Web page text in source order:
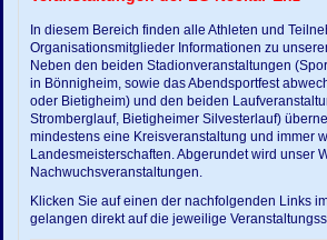
In diesem Bereich finden alle Athleten und
Organisationsmitglieder Informationen zu
Neben den beiden Stadionveranstaltungen
in Bönnigheim, sowie das Abendsportfest
oder Bietigheim) und den beiden
Stromberglauf, Bietigheimer Silvesterlauf)
mindestens eine Kreisveranstaltung und immer
Landesmeisterschaften. Abgerundet wird unser
Nachwuchsveranstaltungen.
Klicken Sie auf einen der nachfolgenden Links
gelangen direkt auf die jeweilige